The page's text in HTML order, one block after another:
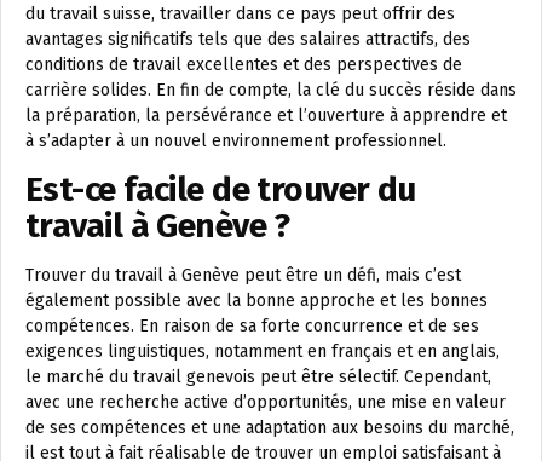
du travail suisse, travailler dans ce pays peut offrir des
avantages significatifs tels que des salaires attractifs, des
conditions de travail excellentes et des perspectives de
carrière solides. En fin de compte, la clé du succès réside dans
la préparation, la persévérance et l’ouverture à apprendre et
à s’adapter à un nouvel environnement professionnel.
Est-ce facile de trouver du
travail à Genève ?
Trouver du travail à Genève peut être un défi, mais c’est
également possible avec la bonne approche et les bonnes
compétences. En raison de sa forte concurrence et de ses
exigences linguistiques, notamment en français et en anglais,
le marché du travail genevois peut être sélectif. Cependant,
avec une recherche active d’opportunités, une mise en valeur
de ses compétences et une adaptation aux besoins du marché,
il est tout à fait réalisable de trouver un emploi satisfaisant à